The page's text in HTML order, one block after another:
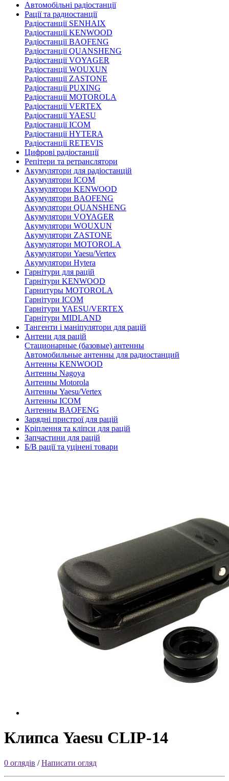
Автомобільні радіостанції
Рації та радиостанції
Радіостанції SENHAIX
Радіостанції KENWOOD
Радіостанції BAOFENG
Радіостанції QUANSHENG
Радіостанції VOYAGER
Радіостанції WOUXUN
Радіостанції ZASTONE
Радіостанції PUXING
Радіостанції MOTOROLA
Радіостанції VERTEX
Радіостанції YAESU
Радіостанції ICOM
Радіостанції HYTERA
Радіостанції RETEVIS
Цифрові радіостанції
Репітери та ретранслятори
Акумулятори для радіостанцій
Акумулятори ICOM
Акумулятори KENWOOD
Акумулятори BAOFENG
Акумулятори QUANSHENG
Акумулятори VOYAGER
Акумулятори WOUXUN
Акумулятори ZASTONE
Акумулятори MOTOROLA
Акумулятори Yaesu/Vertex
Акумулятори Hytera
Гарнітури для рацій
Гарнітури KENWOOD
Гарнитуры MOTOROLA
Гарнітури ICOM
Гарнітури YAESU/VERTEX
Гарнітури MIDLAND
Тангенти і маніпулятори для рацій
Антени для рацій
Стационарные (базовые) антенны
Автомобильные антенны для радиостанций
Антенны KENWOOD
Антенны Nagoya
Антенны Motorola
Антенны Yaesu/Vertex
Антенны ICOM
Антенны BAOFENG
Зарядні пристрої для рацій
Кріплення та кліпси для рацій
Запчастини для рацій
Б/В рації та уцінені товари
Клипса Yaesu CLIP-14
0 оглядів /Написати огляд